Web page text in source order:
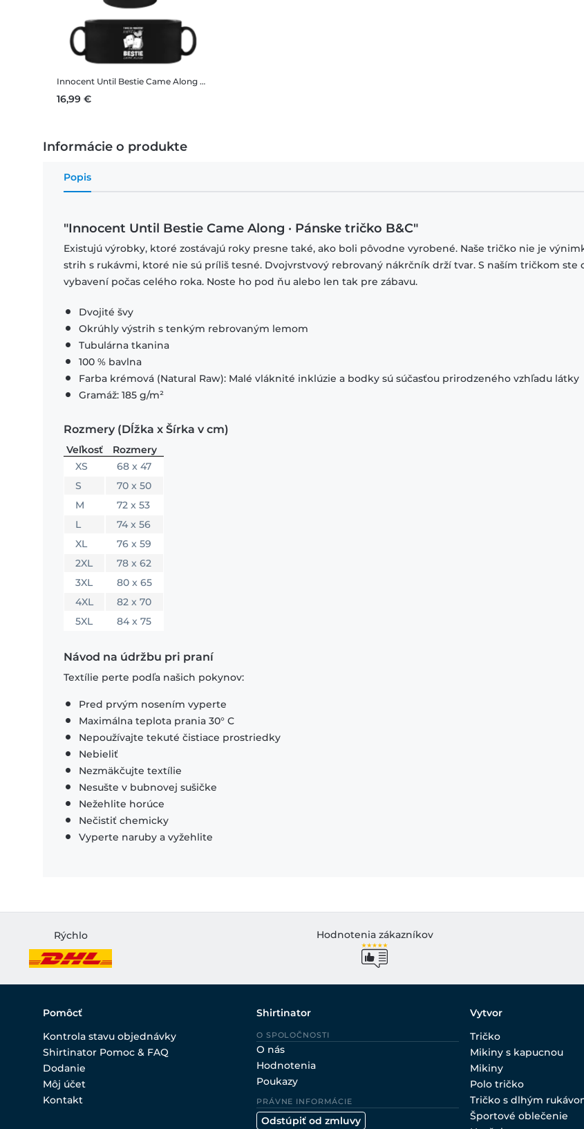
Innocent Until Bestie Came Along Čierny hrnček
16,99 €
Informácie o produkte
Popis
"Innocent Until Bestie Came Along · Pánske tričko B&C"
Existujú výrobky, ktoré zostávajú roky presne také, ako boli pôvodne vyrobené. Naše tričko nie je
strih s rukávmi, ktoré nie sú príliš tesné. Dvojvrstvový rebrovaný nákrčník drží tvar. S naším tričkom ste
vybavení počas celého roka. Noste ho pod ňu alebo len tak pre zábavu.
Dvojité švy
Okrúhly výstrih s tenkým rebrovaným lemom
Tubulárna tkanina
100 % bavlna
Farba krémová (Natural Raw): Malé vláknité inklúzie a bodky sú súčasťou prirodzeného vzhľadu látky
Gramáž: 185 g/m²
Rozmery (Dĺžka x Šírka v cm)
Veľkosť
Rozmery
XS
68 x 47
S
70 x 50
M
72 x 53
L
74 x 56
XL
76 x 59
2XL
78 x 62
3XL
80 x 65
4XL
82 x 70
5XL
84 x 75
Návod na údržbu pri praní
Textílie perte podľa našich pokynov:
Pred prvým nosením vyperte
Maximálna teplota prania 30° C
Nepoužívajte tekuté čistiace prostriedky
Nebieliť
Nezmäkčujte textílie
Nesušte v bubnovej sušičke
Nežehlite horúce
Nečistiť chemicky
Vyperte naruby a vyžehlite
Rýchlo Hodnotenia zákazníkov
Pomôcť
Kontrola stavu objednávky
Shirtinator Pomoc & FAQ
Dodanie
Môj účet
Kontakt
Shirtinator
O SPOLOČNOSTI
O nás
Hodnotenia
Poukazy
PRÁVNE INFORMÁCIE
Odstúpiť od zmluvy
Vytvor
Tričko
Mikiny s kapucnou
Mikiny
Polo tričko
Tričko s dlhým
Športové oblečenie